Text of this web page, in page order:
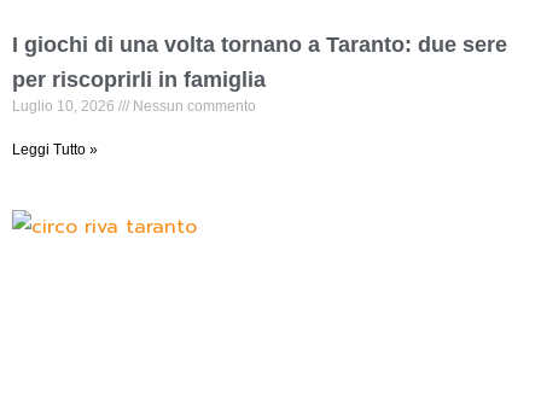
I giochi di una volta tornano a Taranto: due sere
per riscoprirli in famiglia
Luglio 10, 2026 Nessun commento
Leggi Tutto »